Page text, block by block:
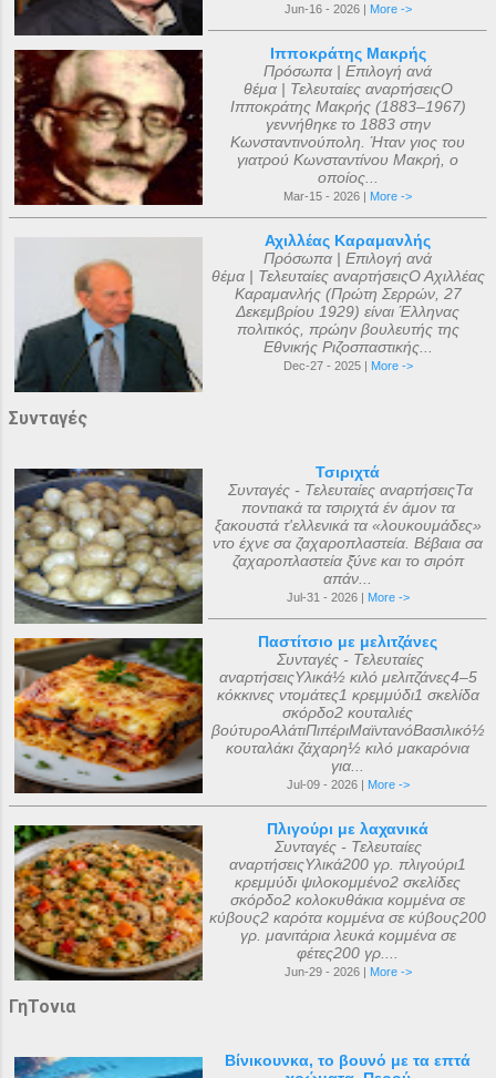
Jun-16 - 2026 | More ->
Ιπποκράτης Μακρής
Πρόσωπα | Επιλογή ανά
θέμα | Τελευταίες αναρτήσειςΟ
Ιπποκράτης Μακρής (1883–1967)
γεννήθηκε το 1883 στην
Κωνσταντινούπολη. Ήταν γιος του
γιατρού Κωνσταντίνου Μακρή, ο
οποίος...
Mar-15 - 2026 | More ->
Αχιλλέας Καραμανλής
Πρόσωπα | Επιλογή ανά
θέμα | Τελευταίες αναρτήσειςΟ Αχιλλέας
Καραμανλής (Πρώτη Σερρών, 27
Δεκεμβρίου 1929) είναι Έλληνας
πολιτικός, πρώην βουλευτής της
Εθνικής Ριζοσπαστικής...
Dec-27 - 2025 | More ->
Συνταγές
Τσιριχτά
Συνταγές - Τελευταίες αναρτήσειςΤα
ποντιακά τα τσιριχτά έν άμον τα
ξακουστά τ'ελλενικά τα «λουκουμάδες»
ντο έχνε σα ζαχαροπλαστεία. Βέβαια σα
ζαχαροπλαστεία ξ̌ύνε και το σιρόπ
απάν...
Jul-31 - 2026 | More ->
Παστίτσιο με μελιτζάνες
Συνταγές - Τελευταίες
αναρτήσειςΥλικά½ κιλό μελιτζάνες4–5
κόκκινες ντομάτες1 κρεμμύδι1 σκελίδα
σκόρδο2 κουταλιές
βούτυροΑλάτιΠιπέριΜαϊντανόΒασιλικό½
κουταλάκι ζάχαρη½ κιλό μακαρόνια
για...
Jul-09 - 2026 | More ->
Πλιγούρι με λαχανικά
Συνταγές - Τελευταίες
αναρτήσειςΥλικά200 γρ. πλιγούρι1
κρεμμύδι ψιλοκομμένο2 σκελίδες
σκόρδο2 κολοκυθάκια κομμένα σε
κύβους2 καρότα κομμένα σε κύβους200
γρ. μανιτάρια λευκά κομμένα σε
φέτες200 γρ....
Jun-29 - 2026 | More ->
ΓηΤονια
Βίνικουνκα, το βουνό με τα επτά